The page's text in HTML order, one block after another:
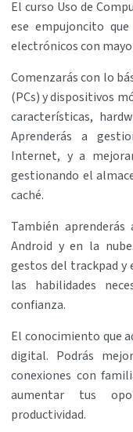
El curso Uso de
ese empujoncito
electrónicos con
Comenzarás con lo
(PCs) y dispositivos
características,
Aprenderás a
Internet, y a
gestionando el
caché.
También
Android y en la
gestos del trackpad y
las habilidades
confianza.
El conocimiento que
digital. Podrás
conexiones con
aumentar tus
productividad.